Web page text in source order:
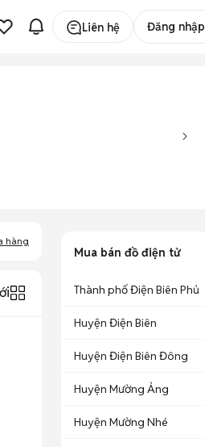
Liên hệ Đăng nhập
hàng
Mua bán đồ điện tử
Thành phố Điện Biên Phủ
Huyện Điện Biên
Huyện Điện Biên Đông
Huyện Mường Ảng
Huyện Mường Nhé